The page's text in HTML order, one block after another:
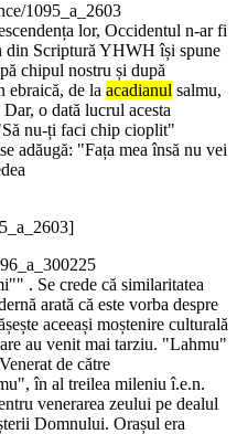
1095_a_2603
lor, Occidentul n-ar fi
din Scriptură YHWH își spune
chipul nostru și după
ebraică, de la acadianul salmu,
o dată lucrul acesta
nu-ți faci chip cioplit"
adăugă: "Fața mea însă nu vei
. Se crede că similaritatea
arată că este vorba despre
aceeași moștenire culturală
au venit mai tarziu. "Lahmu"
de către
în al treilea mileniu î.e.n.
venerarea zeului pe dealul
Domnului. Orașul era